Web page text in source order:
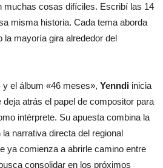
muchas cosas difíciles. Escribí las 14
misma historia. Cada tema aborda
la mayoría gira alrededor del
y el álbum «46 meses», Yenndi inicia
deja atrás el papel de compositor para
intérprete. Su apuesta combina la
narrativa directa del regional
ya comienza a abrirle camino entre
consolidar en los próximos